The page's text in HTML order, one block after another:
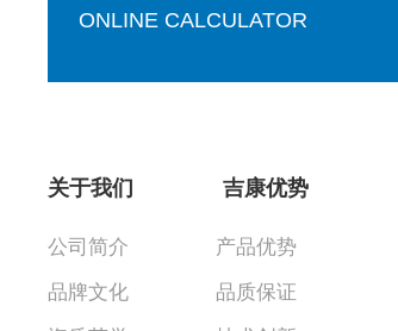
ONLINE CALCULATOR
关于我们
公司简介
品牌文化
吉康优势
产品优势
品质保证